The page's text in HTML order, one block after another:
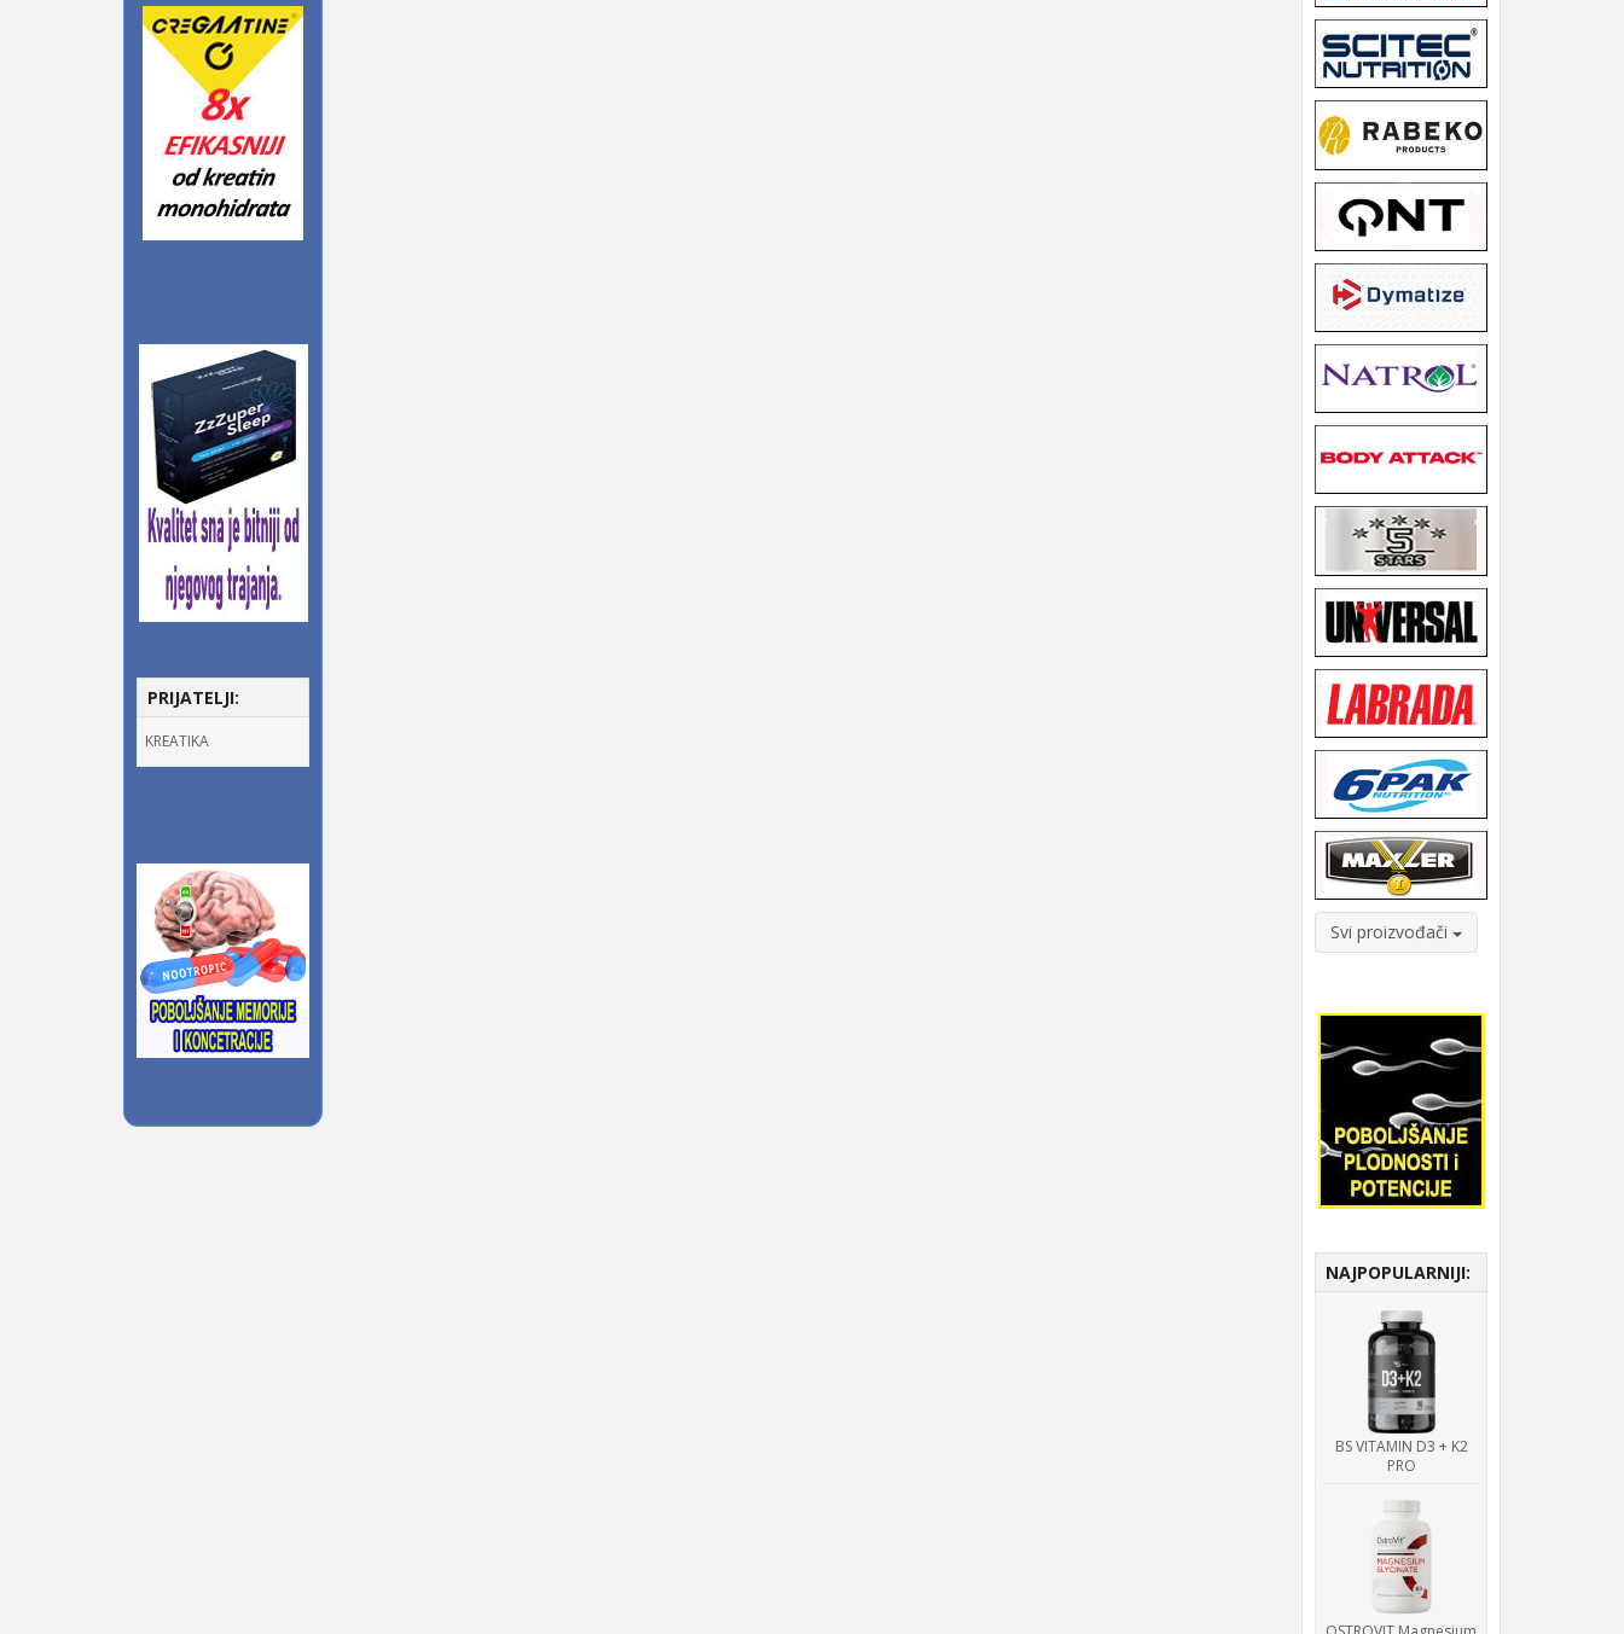
PRIJATELJI:
KREATIKA
Svi proizvođači
NAJPOPULARNIJI:
BS VITAMIN D3 + K2
PRO